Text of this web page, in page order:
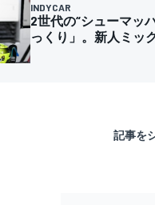
INDYCAR
2世代の“シューマッ
っくり」。新人ミッ
記事を